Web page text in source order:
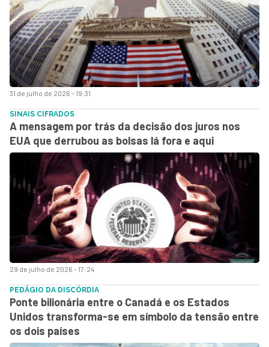
31 de julho de 2026 - 19:31
29 de julho de 2026 - 17:24
SINAIS CIFRADOS
A mensagem por trás da decisão dos juros nos
EUA que derrubou as bolsas lá fora e aqui
PEDÁGIO DA DISCÓRDIA
Ponte bilionária entre o Canadá e os Estados
Unidos transforma-se em símbolo da tensão entre
os dois países